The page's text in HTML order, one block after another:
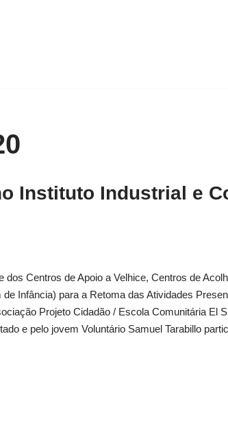
Instituto Industrial e
dos Centros de Apoio a Velhice, Centros de
Infância) para a Retoma das Atividades
Projeto Cidadão / Escola Comunitária El
e pelo jovem Voluntário Samuel Tarabillo